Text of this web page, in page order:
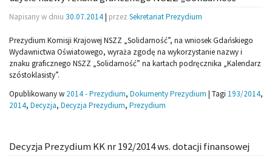
Napisany w dniu 30.07.2014| przez Sekretariat Prezydium
Prezydium Komisji Krajowej NSZZ „Solidarność”, na wniosek Gdańskiego
Wydawnictwa Oświatowego, wyraża zgodę na wykorzystanie nazwy i
znaku graficznego NSZZ „Solidarność” na kartach podręcznika „Kalendarz
szóstoklasisty”.
Opublikowany w 2014 - Prezydium, Dokumenty Prezydium | Tagi 193/2014,
2014, Decyzja, Decyzja Prezydium, Prezydium
Decyzja Prezydium KK nr 192/2014 ws. dotacji finansowej